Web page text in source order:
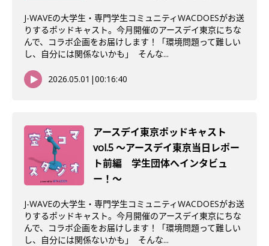
J-WAVEの大学生・専門学生コミュニティWACDOESがお送
りするポッドキャスト。今月開催のアースデイ東京にちな
んで、コラボ企画をお届けします！「環境問題って難しい
し、自分には関係ないかも」 そんな...
2026.05.01 |00:16:40
アースデイ東京ポッドキャスト
vol.5 〜アースデイ東京当日レポー
ト前編 学生団体へインタビュ
ー！〜
J-WAVEの大学生・専門学生コミュニティWACDOESがお送
りするポッドキャスト。今月開催のアースデイ東京にちな
んで、コラボ企画をお届けします！「環境問題って難しい
し、自分には関係ないかも」 そんな...